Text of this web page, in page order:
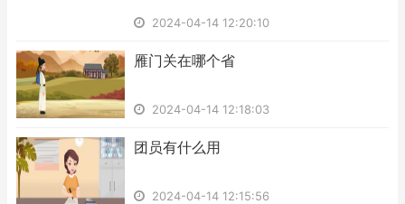
2024-04-14 12:20:10
​雁门关在哪个省
2024-04-14 12:18:03
​团员有什么用
2024-04-14 12:15:56